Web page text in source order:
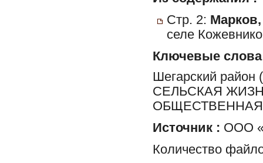
Стр. 2:
селе
Ключевые слова
Шегарский
СЕЛЬСКАЯ
Источник : ООО
Количество